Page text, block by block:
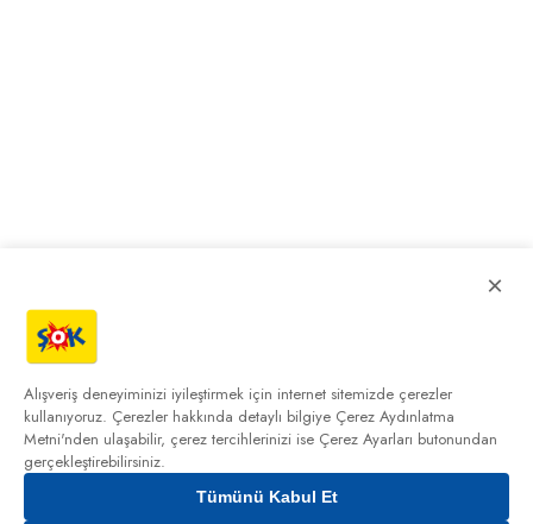
×
Alışveriş deneyiminizi iyileştirmek için internet sitemizde çerezler
kullanıyoruz. Çerezler hakkında detaylı bilgiye Çerez Aydınlatma
Metni'nden ulaşabilir, çerez tercihlerinizi ise Çerez Ayarları butonundan
gerçekleştirebilirsiniz.
Tümünü Kabul Et